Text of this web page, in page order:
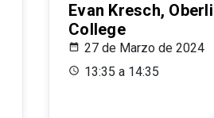
Evan Kresch,
College
27 de Marzo de 2024
13:35 a 14:35